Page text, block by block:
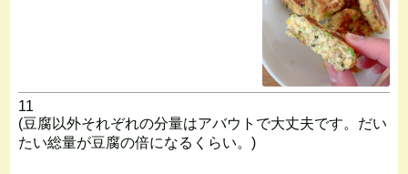
11
(豆腐以外それぞれの分量はアバウトで大丈夫です。だい
たい総量が豆腐の倍になるくらい。)